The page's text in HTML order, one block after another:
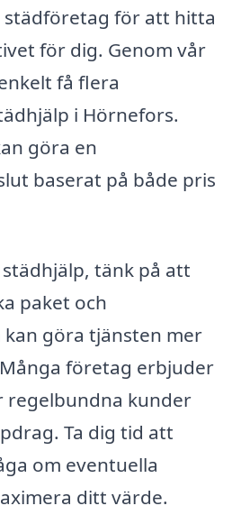
för att hitta
för dig. Genom vår
få flera
i Hörnefors.
göra en
baserat på både pris
tänk på att
paket och
göra tjänsten mer
företag erbjuder
regelbundna kunder
Ta dig tid att
om eventuella
ditt värde.